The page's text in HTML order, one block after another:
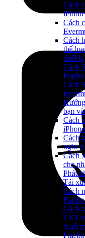
Cách
Cách
Cách
thể
thiết
Cách
Cách
bạn
Cách
Cách
nghe
Cách
cho
Phát
Tải
Cách
Cách
TXT
Xuất